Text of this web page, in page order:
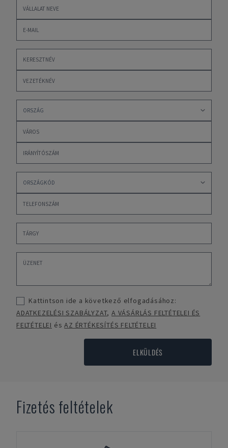
Kattintson ide a következő elfogadásához:
ADATKEZELÉSI SZABÁLYZAT,A VÁSÁRLÁS FELTÉTELEI ÉS
FELTÉTELEI ésAZ ÉRTÉKESÍTÉS FELTÉTELEI
ELKÜLDÉS
Fizetés feltételek